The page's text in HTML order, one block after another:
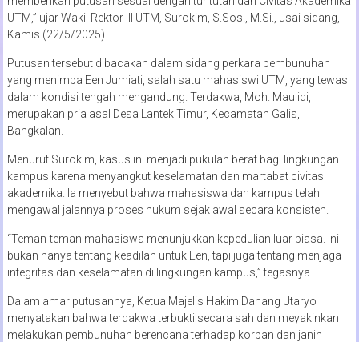
UTM,” ujar Wakil Rektor III UTM, Surokim, S.Sos., M.Si., usai sidang,
Kamis (22/5/2025).
Putusan tersebut dibacakan dalam sidang perkara pembunuhan
yang menimpa Een Jumiati, salah satu mahasiswi UTM, yang tewas
dalam kondisi tengah mengandung. Terdakwa, Moh. Maulidi,
merupakan pria asal Desa Lantek Timur, Kecamatan Galis,
Bangkalan.
Menurut Surokim, kasus ini menjadi pukulan berat bagi lingkungan
kampus karena menyangkut keselamatan dan martabat civitas
akademika. Ia menyebut bahwa mahasiswa dan kampus telah
mengawal jalannya proses hukum sejak awal secara konsisten.
“Teman-teman mahasiswa menunjukkan kepedulian luar biasa. Ini
bukan hanya tentang keadilan untuk Een, tapi juga tentang menjaga
integritas dan keselamatan di lingkungan kampus,” tegasnya.
Dalam amar putusannya, Ketua Majelis Hakim Danang Utaryo
menyatakan bahwa terdakwa terbukti secara sah dan meyakinkan
melakukan pembunuhan berencana terhadap korban dan janin